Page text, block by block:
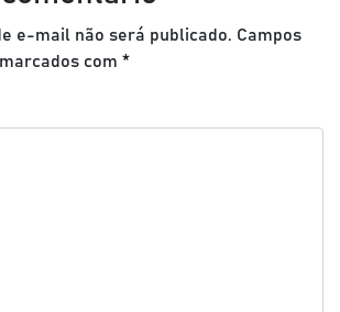
e-mail não será publicado. Campos
com *